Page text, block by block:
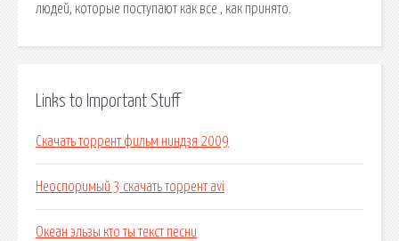
людей, которые поступают как все , как принято.
Links to Important Stuff
Скачать торрент фильм ниндзя 2009
Неоспоримый 3 скачать торрент avi
Океан эльзы кто ты текст песни